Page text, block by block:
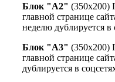
Блок "А2" (350х200)
главной странице
неделю дублируется в
Блок "А3" (350х200)
главной странице
дублируется в